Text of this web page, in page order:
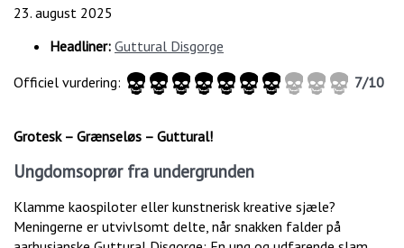
23. august 2025
Headliner: Guttural Disgorge
Officiel vurdering:
7/10
Grotesk – Grænseløs – Guttural!
Ungdomsoprør fra undergrunden
Klamme kaospiloter eller kunstnerisk kreative sjæle?
Meningerne er utvivlsomt delte, når snakken falder på